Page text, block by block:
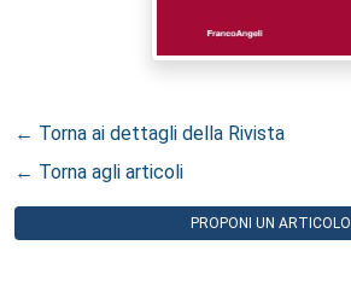
← Torna ai dettagli della Rivista
← Torna agli articoli
PROPONI UN ARTICOLO